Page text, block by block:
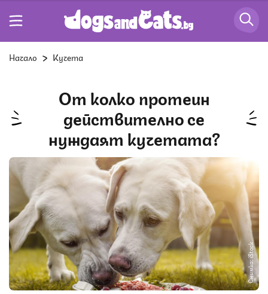
Начало Кучета
От колко протеин
действително се
нуждаят кучетата?
Снимка: iStock